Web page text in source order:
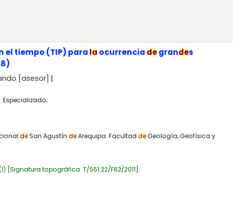
el tiempo (TIP) para la ocurrencia degrandes
[asesor]
Especializado;
deSan Agustín deArequipa. Facultad deGeología, Geofísica y
Signatura topográfica: T/551.22/F62/2011 .